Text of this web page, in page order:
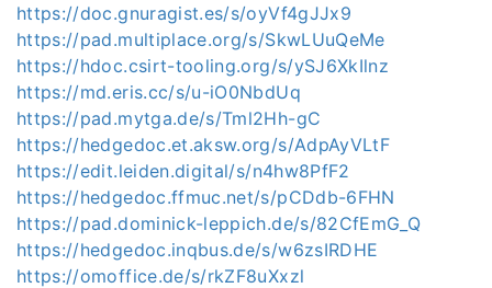
https://doc.gnuragist.es/s/oyVf4gJJx9
https://pad.multiplace.org/s/SkwLUuQeMe
https://hdoc.csirt-tooling.org/s/ySJ6XkIlnz
https://md.eris.cc/s/u-iO0NbdUq
https://pad.mytga.de/s/Tml2Hh-gC
https://hedgedoc.et.aksw.org/s/AdpAyVLtF
https://edit.leiden.digital/s/n4hw8PfF2
https://hedgedoc.ffmuc.net/s/pCDdb-6FHN
https://pad.dominick-leppich.de/s/82CfEmG_Q
https://hedgedoc.inqbus.de/s/w6zsIRDHE
https://omoffice.de/s/rkZF8uXxzl